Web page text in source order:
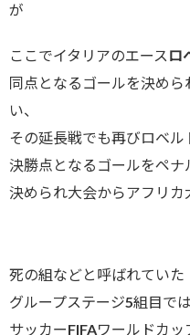
が
ここでイタリアのエース ロ
同点となるゴールを決め
い、
その延長戦でも再びロベル
決勝点となるゴールをペナ
決められ大会からアフリカ
死の組などと呼ばれていた
グループステージ5組目では
サッカーFIFAワールドカッ